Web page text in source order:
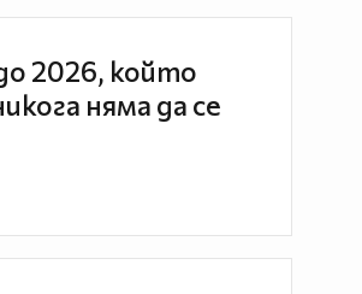
2026, който
няма да се